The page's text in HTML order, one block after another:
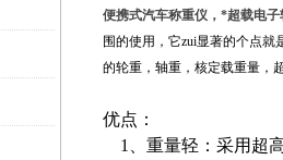
便携式汽车称重仪，*超载电子
围的使用，它zui显著的个点
的轮重，轴重，核定载重量，
优点：
1、重量轻：采用超